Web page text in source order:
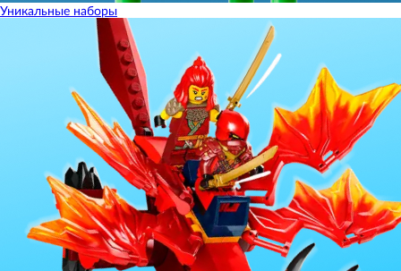
Уникальные наборы